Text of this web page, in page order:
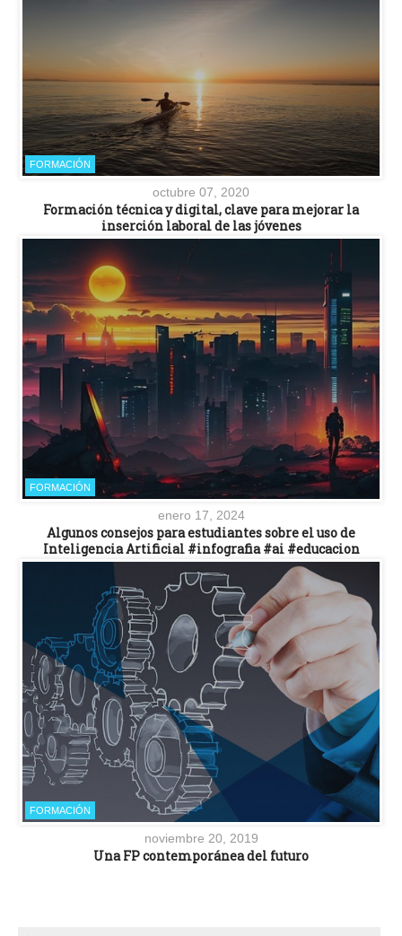
FORMACIÓN
octubre 07, 2020
Formación técnica y digital, clave para mejorar la
inserción laboral de las jóvenes
FORMACIÓN
enero 17, 2024
Algunos consejos para estudiantes sobre el uso de
Inteligencia Artificial #infografia #ai #educacion
FORMACIÓN
noviembre 20, 2019
Una FP contemporánea del futuro